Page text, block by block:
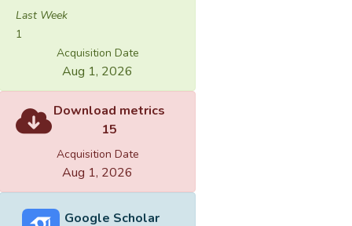
Last Week
1
Acquisition Date
Aug 1, 2026
Download metrics
15
Acquisition Date
Aug 1, 2026
Google Scholar